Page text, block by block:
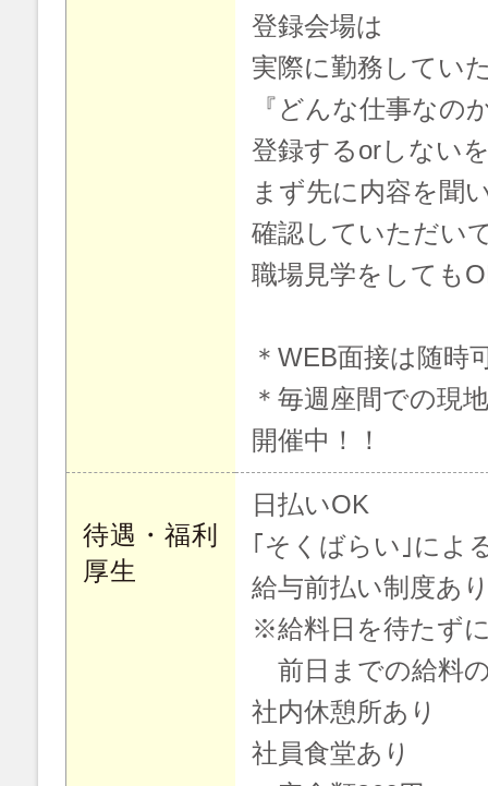
登録会場は
実際に勤務してい
『どんな仕事なの
登録するorしない
まず先に内容を聞
確認していただい
職場見学をしても
＊WEB面接は随時
＊毎週座間での現
開催中！！
待遇・福利
厚生
日払いOK
｢そくばらい｣によ
給与前払い制度あ
※給料日を待たず
前日までの給料
社内休憩所あり
社員食堂あり